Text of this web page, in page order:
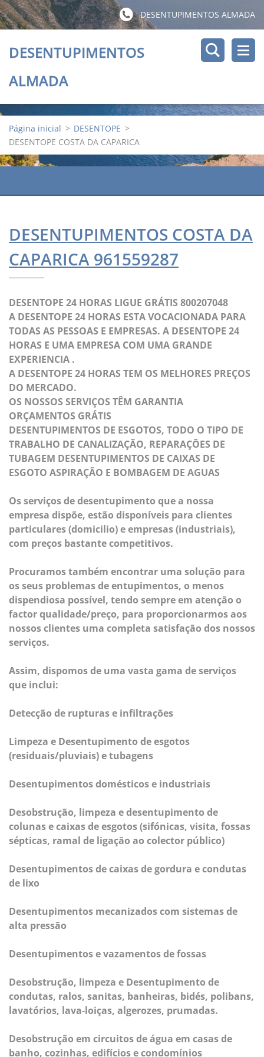
DESENTUPIMENTOS ALMADA
DESENTUPIMENTOS
ALMADA
Página inicial > DESENTOPE >
DESENTOPE COSTA DA CAPARICA
DESENTUPIMENTOS COSTA DA
CAPARICA 961559287
DESENTOPE 24 HORAS LIGUE GRÁTIS 800207048
A DESENTOPE 24 HORAS ESTA VOCACIONADA PARA
TODAS AS PESSOAS E EMPRESAS. A DESENTOPE 24
HORAS E UMA EMPRESA COM UMA GRANDE
EXPERIENCIA .
A DESENTOPE 24 HORAS TEM OS MELHORES PREÇOS
DO MERCADO.
OS NOSSOS SERVIÇOS TÊM GARANTIA
ORÇAMENTOS GRÁTIS
DESENTUPIMENTOS DE ESGOTOS, TODO O TIPO DE
TRABALHO DE CANALIZAÇÃO, REPARAÇÕES DE
TUBAGEM DESENTUPIMENTOS DE CAIXAS DE
ESGOTO ASPIRAÇÃO E BOMBAGEM DE AGUAS
Os serviços de desentupimento que a nossa
empresa dispõe, estão disponíveis para clientes
particulares (domicilio) e empresas (industriais),
com preços bastante competitivos.
Procuramos também encontrar uma solução para
os seus problemas de entupimentos, o menos
dispendiosa possível, tendo sempre em atenção o
factor qualidade/preço, para proporcionarmos aos
nossos clientes uma completa satisfação dos nossos
serviços.
Assim, dispomos de uma vasta gama de serviços
que inclui:
Detecção de rupturas e infiltrações
Limpeza e Desentupimento de esgotos
(residuais/pluviais) e tubagens
Desentupimentos domésticos e industriais
Desobstrução, limpeza e desentupimento de
colunas e caixas de esgotos (sifónicas, visita, fossas
sépticas, ramal de ligação ao colector público)
Desentupimentos de caixas de gordura e condutas
de lixo
Desentupimentos mecanizados com sistemas de
alta pressão
Desentupimentos e vazamentos de fossas
Desobstrução, limpeza e Desentupimento de
condutas, ralos, sanitas, banheiras, bidés, polibans,
lavatórios, lava-loiças, algerozes, prumadas.
Desobstrução em circuitos de água em casas de
banho, cozinhas, edifícios e condomínios